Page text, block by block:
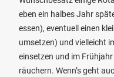
eben ein halbes Jahr
essen), eventuell einen
umsetzen) und vielleicht
einsetzen und im
räuchern. Wenn’s geht